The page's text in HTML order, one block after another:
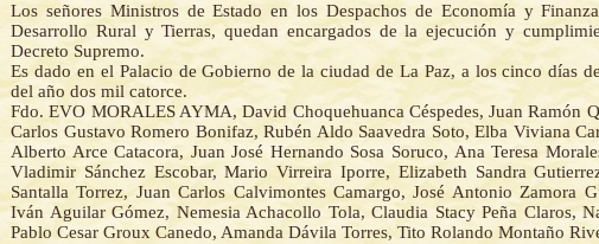
Los señores Ministros de Estado en los Despachos de Economía y
Desarrollo Rural y Tierras, quedan encargados de la ejecución y
Decreto Supremo.
Es dado en el Palacio de Gobierno de la ciudad de La Paz, a los cinco días
del año dos mil catorce.
Fdo. EVO MORALES AYMA, David Choquehuanca Céspedes, Juan Ramón
Carlos Gustavo Romero Bonifaz, Rubén Aldo Saavedra Soto, Elba Viviana
Alberto Arce Catacora, Juan José Hernando Sosa Soruco, Ana Teresa
Vladimir Sánchez Escobar, Mario Virreira Iporre, Elizabeth Sandra
Santalla Torrez, Juan Carlos Calvimontes Camargo, José Antonio Zamora
Iván Aguilar Gómez, Nemesia Achacollo Tola, Claudia Stacy Peña Claros,
Pablo Cesar Groux Canedo, Amanda Dávila Torres, Tito Rolando Montaño